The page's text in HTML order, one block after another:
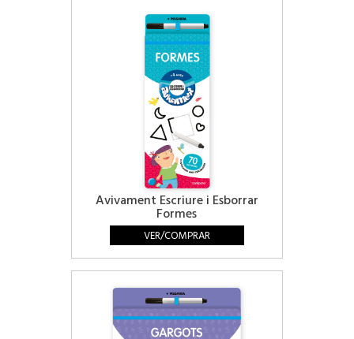
Avivament Escriure i Esborrar
Formes
VER/COMPRAR